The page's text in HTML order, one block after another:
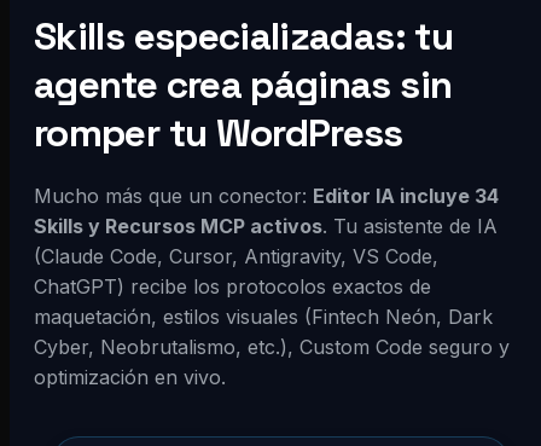
Skills especializadas: tu
agente crea páginas sin
romper tu WordPress
Mucho más que un conector: Editor IA incluye 34
Skills y Recursos MCP activos. Tu asistente de IA
(Claude Code, Cursor, Antigravity, VS Code,
ChatGPT) recibe los protocolos exactos de
maquetación, estilos visuales (Fintech Neón, Dark
Cyber, Neobrutalismo, etc.), Custom Code seguro y
optimización en vivo.